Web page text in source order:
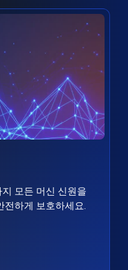
모든 머신 신원을
하게 보호하세요.